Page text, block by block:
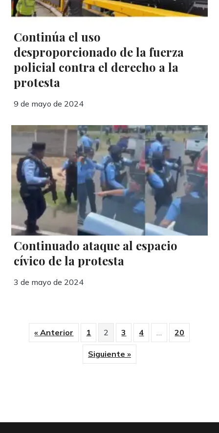
Continúa el uso
desproporcionado de la fuerza
policial contra el derecho a la
protesta
9 de mayo de 2024
Continuado ataque al espacio
cívico de la protesta
3 de mayo de 2024
« Anterior 1 2 3 4 20
Siguiente »